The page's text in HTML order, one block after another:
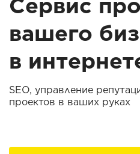
Сервис
вашего
в
SEO, управление
проектов в ваших руках